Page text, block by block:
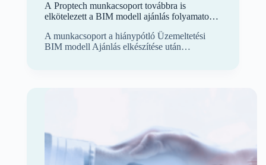
A Proptech munkacsoport továbbra is
elkötelezett a BIM modell ajánlás folyamatos
A munkacsoport a hiánypótló Üzemeltetési
BIM modell Ajánlás elkészítése után…